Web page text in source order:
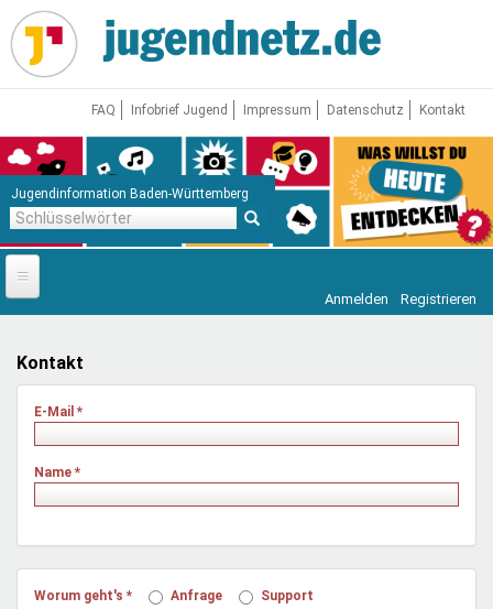
Direkt
zum
Inhalt
FAQ Infobrief Jugend Impressum Datenschutz Kontakt
Jugendinformation Baden-Württemberg
Startseite
News
Jugendnetz
Freizeit & Reisen
Mentoren & Projekte
Vor Ort
Anmelden Registrieren
Kontakt
E-Mail *
Name *
Worum geht's * Anfrage Support